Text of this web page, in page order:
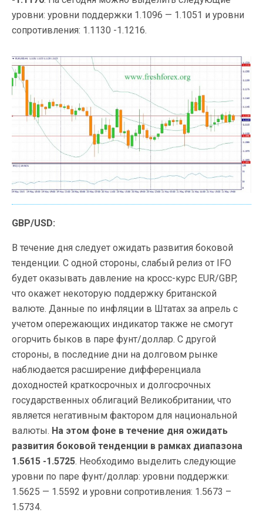
уровни: уровни поддержки 1.1096 — 1.1051 и уровни
сопротивления: 1.1130 -1.1216.
GBP/USD:
В течение дня следует ожидать развития боковой
тенденции. С одной стороны, слабый релиз от IFO
будет оказывать давление на кросс-курс EUR/GBP,
что окажет некоторую поддержку британской
валюте. Данные по инфляции в Штатах за апрель с
учетом опережающих индикатор также не смогут
огорчить быков в паре фунт/доллар. С другой
стороны, в последние дни на долговом рынке
наблюдается расширение дифференциала
доходностей краткосрочных и долгосрочных
государственных облигаций Великобритании, что
является негативным фактором для национальной
валюты. На этом фоне в течение дня ожидать
развития боковой тенденции в рамках диапазона
1.5615 -1.5725. Необходимо выделить следующие
уровни по паре фунт/доллар: уровни поддержки:
1.5625 — 1.5592 и уровни сопротивления: 1.5673 –
1.5734.